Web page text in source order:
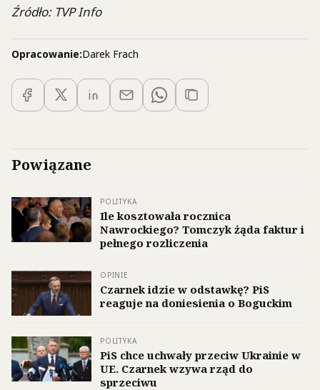
Źródło: TVP Info
Opracowanie:Darek Frach
Powiązane
POLITYKA
Ile kosztowała rocznica
Nawrockiego? Tomczyk żąda faktur i
pełnego rozliczenia
OPINIE
Czarnek idzie w odstawkę? PiS
reaguje na doniesienia o Boguckim
POLITYKA
PiS chce uchwały przeciw Ukrainie w
UE. Czarnek wzywa rząd do
sprzeciwu